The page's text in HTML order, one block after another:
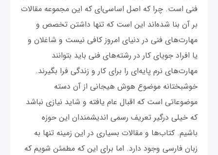
فنی است. چرا که اصل اساسی‌ای که این مجموعه مقالات
بر آن بنا شده‌اند این است که تنها داشتن تخصص و
مهارت‌های فنی در دنیای امروز کافی نیست و شاغلان و
یا افراد جویای کار در رشته‌های فنی باید بتوانند
مهارت‌های نرم پایه‌ای را برای کار و زندگی فرا بگیرند.
خوشبختانه موضوع هوش هیجانی از آن دسته
موضوعاتی است که اقبال عام یافته و شاید نیازی نباشد
که خیلی درگیر تعریف رسمی اندیشمندان این حوزه
باشیم. کتاب‌ها و مقالات بسیاری در این زمینه تنها به
زبان فارسی وجود دارد. اما برای این که مطمئن شویم که